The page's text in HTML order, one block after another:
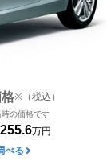
※ （税込）
の価格です
255.6万円
べる